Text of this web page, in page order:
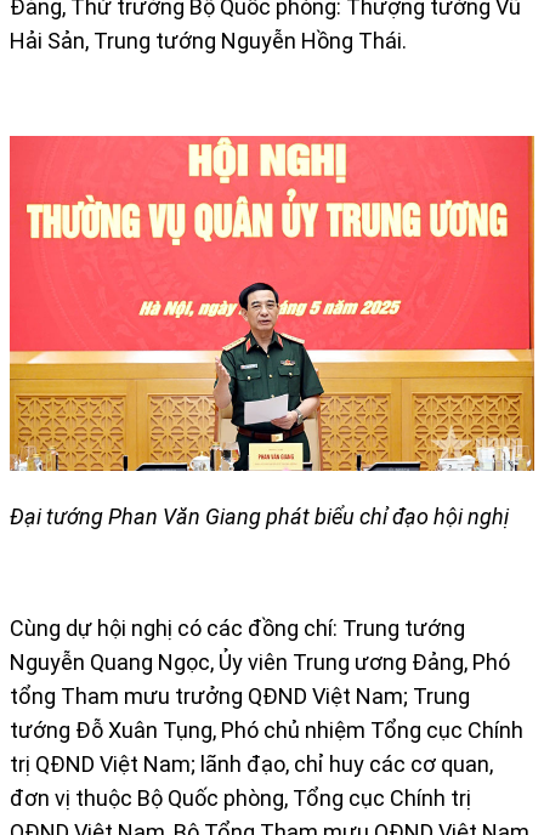
Đảng, Thứ trưởng Bộ Quốc phòng: Thượng tướng Vũ
Hải Sản, Trung tướng Nguyễn Hồng Thái.
Đại tướng Phan Văn Giang phát biểu chỉ đạo hội nghị
Cùng dự hội nghị có các đồng chí: Trung tướng
Nguyễn Quang Ngọc, Ủy viên Trung ương Đảng, Phó
tổng Tham mưu trưởng QĐND Việt Nam; Trung
tướng Đỗ Xuân Tụng, Phó chủ nhiệm Tổng cục Chính
trị QĐND Việt Nam; lãnh đạo, chỉ huy các cơ quan,
đơn vị thuộc Bộ Quốc phòng, Tổng cục Chính trị